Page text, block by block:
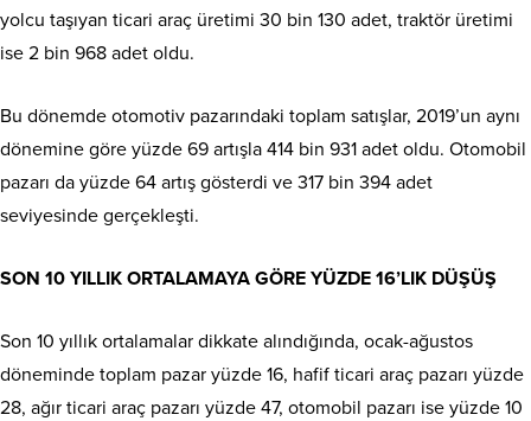
yolcu taşıyan ticari araç üretimi 30 bin 130 adet, traktör üretimi
ise 2 bin 968 adet oldu.
Bu dönemde otomotiv pazarındaki toplam satışlar, 2019’un aynı
dönemine göre yüzde 69 artışla 414 bin 931 adet oldu. Otomobil
pazarı da yüzde 64 artış gösterdi ve 317 bin 394 adet
seviyesinde gerçekleşti.
SON 10 YILLIK ORTALAMAYA GÖRE YÜZDE 16’LIK DÜŞÜŞ
Son 10 yıllık ortalamalar dikkate alındığında, ocak-ağustos
döneminde toplam pazar yüzde 16, hafif ticari araç pazarı yüzde
28, ağır ticari araç pazarı yüzde 47, otomobil pazarı ise yüzde 10